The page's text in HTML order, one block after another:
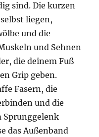
sind. Die kurzen
liegen,
und die
und Sehnen
die deinem Fuß
Grip geben.
Fasern, die
und die
Sprunggelenk
das Außenband